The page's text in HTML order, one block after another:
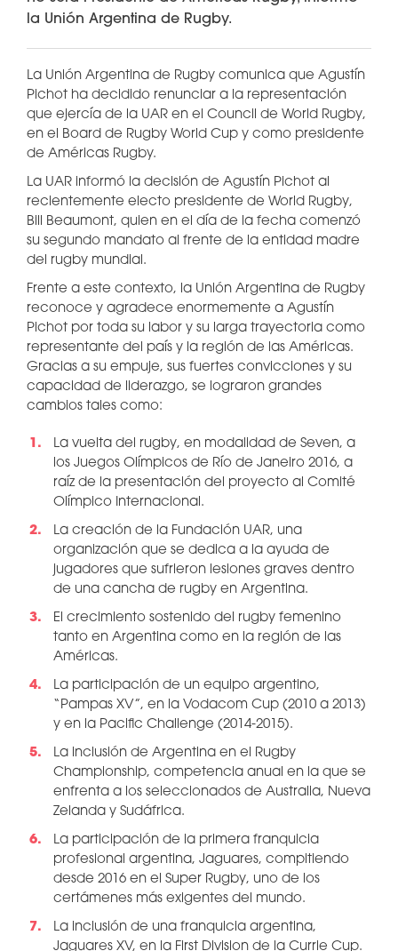
la Unión Argentina de Rugby.
La Unión Argentina de Rugby comunica que Agustín
Pichot ha decidido renunciar a la representación
que ejercía de la UAR en el Council de World Rugby,
en el Board de Rugby World Cup y como presidente
de Américas Rugby.
La UAR informó la decisión de Agustín Pichot al
recientemente electo presidente de World Rugby,
Bill Beaumont, quien en el día de la fecha comenzó
su segundo mandato al frente de la entidad madre
del rugby mundial.
Frente a este contexto, la Unión Argentina de Rugby
reconoce y agradece enormemente a Agustín
Pichot por toda su labor y su larga trayectoria como
representante del país y la región de las Américas.
Gracias a su empuje, sus fuertes convicciones y su
capacidad de liderazgo, se lograron grandes
cambios tales como:
La vuelta del rugby, en modalidad de Seven, a
los Juegos Olímpicos de Río de Janeiro 2016, a
raíz de la presentación del proyecto al Comité
Olímpico Internacional.
La creación de la Fundación UAR, una
organización que se dedica a la ayuda de
jugadores que sufrieron lesiones graves dentro
de una cancha de rugby en Argentina.
El crecimiento sostenido del rugby femenino
tanto en Argentina como en la región de las
Américas.
La participación de un equipo argentino,
“Pampas XV”, en la Vodacom Cup (2010 a 2013)
y en la Pacific Challenge (2014-2015).
La inclusión de Argentina en el Rugby
Championship, competencia anual en la que se
enfrenta a los seleccionados de Australia, Nueva
Zelanda y Sudáfrica.
La participación de la primera franquicia
profesional argentina, Jaguares, compitiendo
desde 2016 en el Super Rugby, uno de los
certámenes más exigentes del mundo.
La inclusión de una franquicia argentina,
Jaguares XV, en la First Division de la Currie Cup.